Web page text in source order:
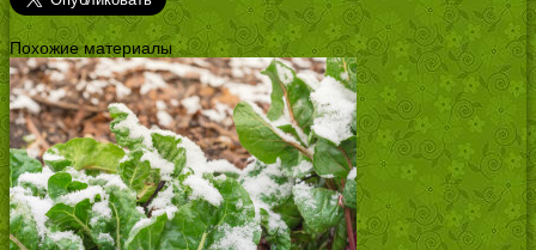
Похожие материалы